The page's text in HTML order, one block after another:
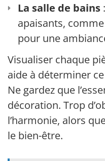
La salle de bains
apaisants,
pour une
Visualiser chaque
aide à déterminer
Ne gardez que
décoration. Trop
l’harmonie, alors
le bien-être.